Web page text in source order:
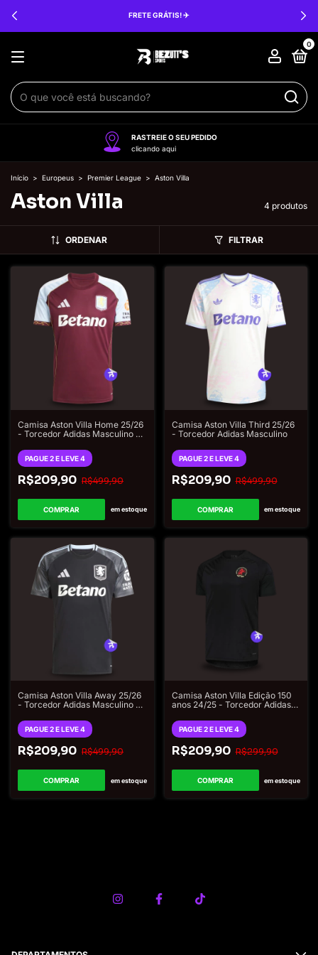
FRETE GRÁTIS! ✈️
0
RASTREIE O SEU PEDIDO
clicando aqui
Início > Europeus > Premier League > Aston Villa
Aston Villa 4 produtos
ORDENAR FILTRAR
Camisa Aston Villa Home 25/26
- Torcedor Adidas Masculino -
PAGUE 2 E LEVE 4
R$209,90 R$499,90
COMPRAR em estoque
Camisa Aston Villa Third 25/26
- Torcedor Adidas Masculino
PAGUE 2 E LEVE 4
R$209,90 R$499,90
COMPRAR em estoque
Camisa Aston Villa Away 25/26
- Torcedor Adidas Masculino -
PAGUE 2 E LEVE 4
R$209,90 R$499,90
COMPRAR em estoque
Camisa Aston Villa Edição 150
anos 24/25 - Torcedor Adidas
PAGUE 2 E LEVE 4
R$209,90 R$299,90
COMPRAR em estoque